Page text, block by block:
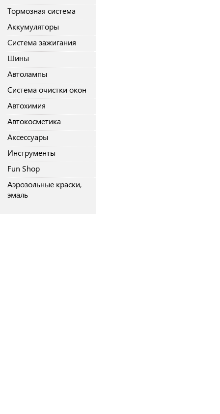
Тормозная система
Аккумуляторы
Система зажигания
Шины
Автолампы
Система очистки окон
Автохимия
Автокосметика
Аксессуары
Инструменты
Fun Shop
Аэрозольные краски,
эмаль